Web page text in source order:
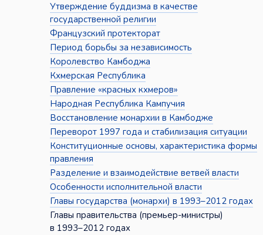
Утверждение буддизма в качестве
государственной религии
Французский протекторат
Период борьбы за независимость
Королевство Камбоджа
Кхмерская Республика
Правление «красных кхмеров»
Народная Республика Кампучия
Восстановление монархии в Камбодже
Переворот 1997 года и стабилизация ситуации
Конституционные основы, характеристика формы
правления
Разделение и взаимодействие ветвей власти
Особенности исполнительной власти
Главы государства (монархи) в 1993–2012 годах
Главы правительства (премьер-министры)
в 1993–2012 годах